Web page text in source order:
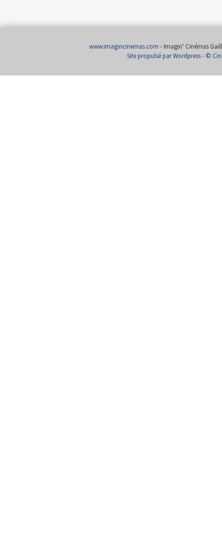
www.imagincinemas.com - Imagin' Cinémas
Site propulsé par Wordpress- ©